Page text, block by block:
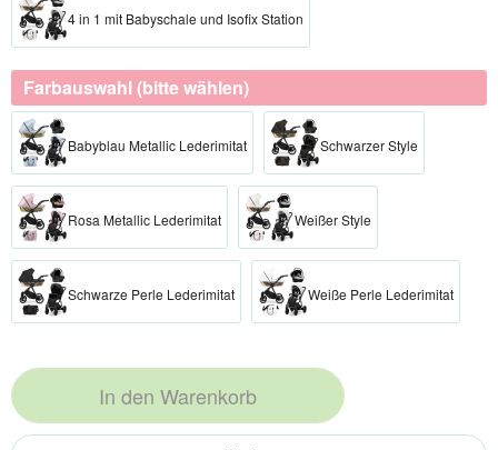
4 in 1 mit Babyschale und Isofix Station
Farbauswahl (bitte wählen)
Babyblau Metallic Lederimitat Schwarzer Style
Rosa Metallic Lederimitat Weißer Style
Schwarze Perle Lederimitat Weiße Perle Lederimitat
In den Warenkorb